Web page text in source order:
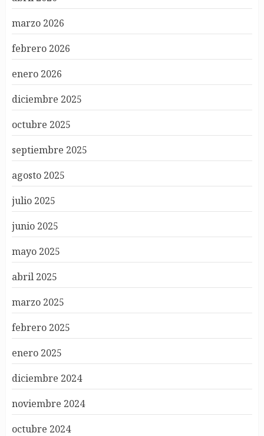
marzo 2026
febrero 2026
enero 2026
diciembre 2025
octubre 2025
septiembre 2025
agosto 2025
julio 2025
junio 2025
mayo 2025
abril 2025
marzo 2025
febrero 2025
enero 2025
diciembre 2024
noviembre 2024
octubre 2024